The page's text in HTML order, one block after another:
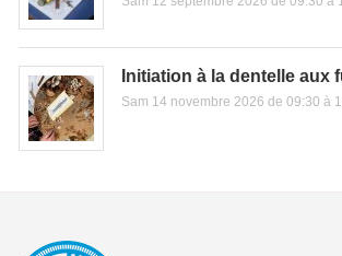
Initiation à la dentelle aux
Sam 14 novembre 2026 de 09:30 à